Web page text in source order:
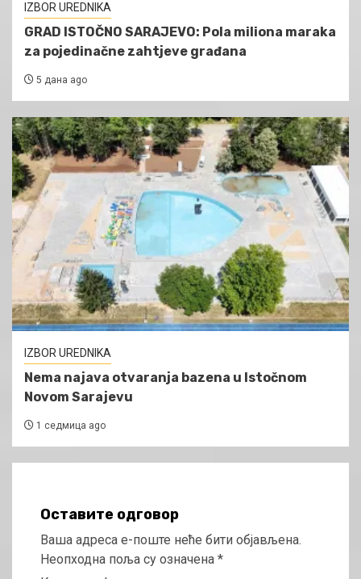
IZBOR UREDNIKA
GRAD ISTOČNO SARAJEVO: Pola miliona maraka
za pojedinačne zahtjeve građana
5 дана ago
IZBOR UREDNIKA
Nema najava otvaranja bazena u Istočnom
Novom Sarajevu
1 седмица ago
Оставите одговор
Ваша адреса е-поште неће бити објављена.
Неопходна поља су означена *